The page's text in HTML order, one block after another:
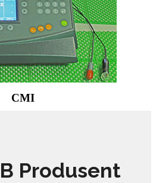
CMI
Produsent